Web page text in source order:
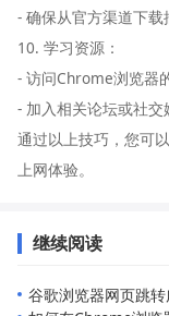
- 确保从官方渠道下载
10. 学习资源：
- 访问Chrome浏览器
- 加入相关论坛或社交
通过以上技巧，您可
上网体验。
继续阅读
谷歌浏览器网页跳